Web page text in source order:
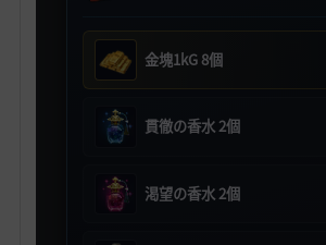
金塊1kG 8個
貫徹の香水 2個
渇望の香水 2個